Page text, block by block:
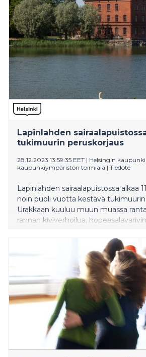
Lapinlahden
tukimuurin peruskorjaus
28.12.2023 13:59:35 EET | Helsingin kaupunki,
kaupunkiympäristön toimiala | Tiedote
Lapinlahden sairaalapuistossa alkaa
noin puoli vuotta kestävä tukimuurin
Urakkaan kuuluu muun muassa
rannan kiviverhoilua,